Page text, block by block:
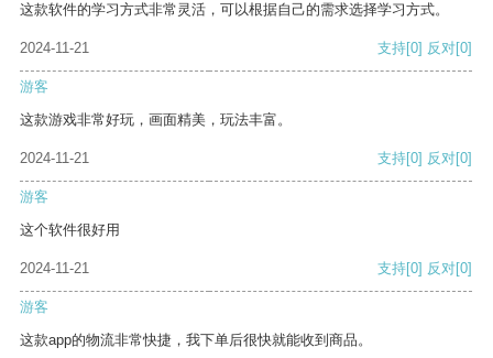
这款软件的学习方式非常灵活，可以根据自己的需求选择学习方式。
2024-11-21 支持[0] 反对[0]
游客
这款游戏非常好玩，画面精美，玩法丰富。
2024-11-21 支持[0] 反对[0]
游客
这个软件很好用
2024-11-21 支持[0] 反对[0]
游客
这款app的物流非常快捷，我下单后很快就能收到商品。